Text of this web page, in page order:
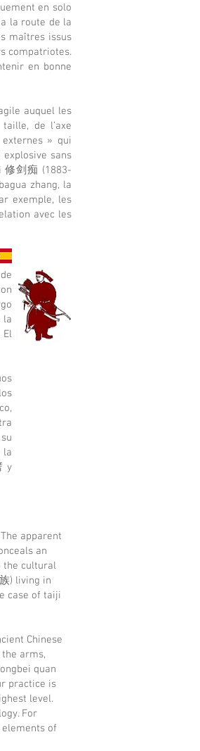
en solo
la route de la
maîtres issus
compatriotes.
en bonne
auquel les
de l’axe
» qui
sans
修剑痴 (1883-
zhang, la
exemple, les
avec les
la
El
la
y
apparent
an
the cultural
) living in
case of taiji
Chinese
arms,
quan
practice is
level.
For
of